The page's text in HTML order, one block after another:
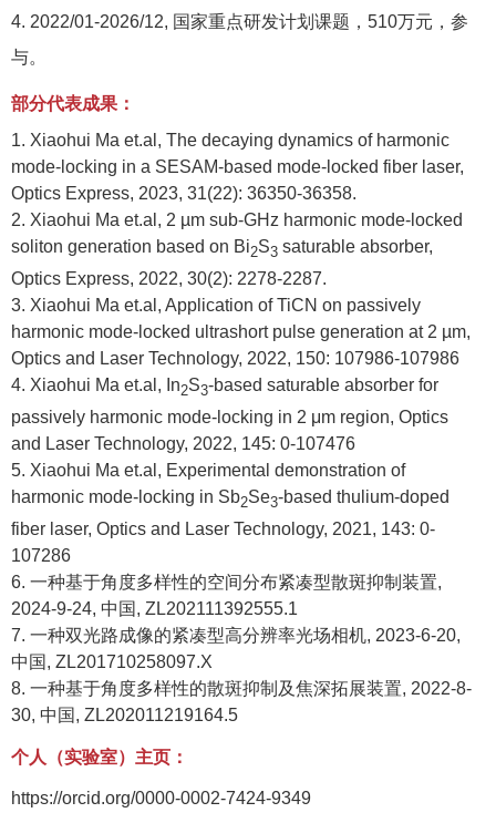
4. 2022/01-2026/12, 国家重点研发计划课题， 510万元，参
与。
部分代表成果：
1. Xiaohui Ma et.al, The decaying dynamics of harmonic
mode-locking in a SESAM-based mode-locked fiber laser,
Optics Express, 2023, 31(22): 36350-36358.
2. Xiaohui Ma et.al, 2 µm sub-GHz harmonic mode-locked
soliton generation based on Bi2S3 saturable absorber,
Optics Express, 2022, 30(2): 2278-2287.
3. Xiaohui Ma et.al, Application of TiCN on passively
harmonic mode-locked ultrashort pulse generation at 2 µm,
Optics and Laser Technology, 2022, 150: 107986-107986
4. Xiaohui Ma et.al, In2S3-based saturable absorber for
passively harmonic mode-locking in 2 μm region, Optics
and Laser Technology, 2022, 145: 0-107476
5. Xiaohui Ma et.al, Experimental demonstration of
harmonic mode-locking in Sb2Se3-based thulium-doped
fiber laser, Optics and Laser Technology, 2021, 143: 0-
107286
6. 一种基于角度多样性的空间分布紧凑型散斑抑制装置,
2024-9-24, 中国 , ZL202111392555.1
7. 一种双光路成像的紧凑型高分辨率光场相机, 2023-6-20,
中国 , ZL201710258097.X
8. 一种基于角度多样性的散斑抑制及焦深拓展装置, 2022-8-
30, 中国 , ZL202011219164.5
个人（实验室）主页：
https://orcid.org/0000-0002-7424-9349